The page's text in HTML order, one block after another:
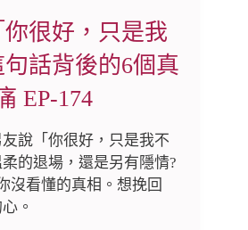
很好，只是我
話背後的6個真
EP-174
說「你很好，只是我不
的退場，還是另有隱情?
沒看懂的真相。想挽回
。